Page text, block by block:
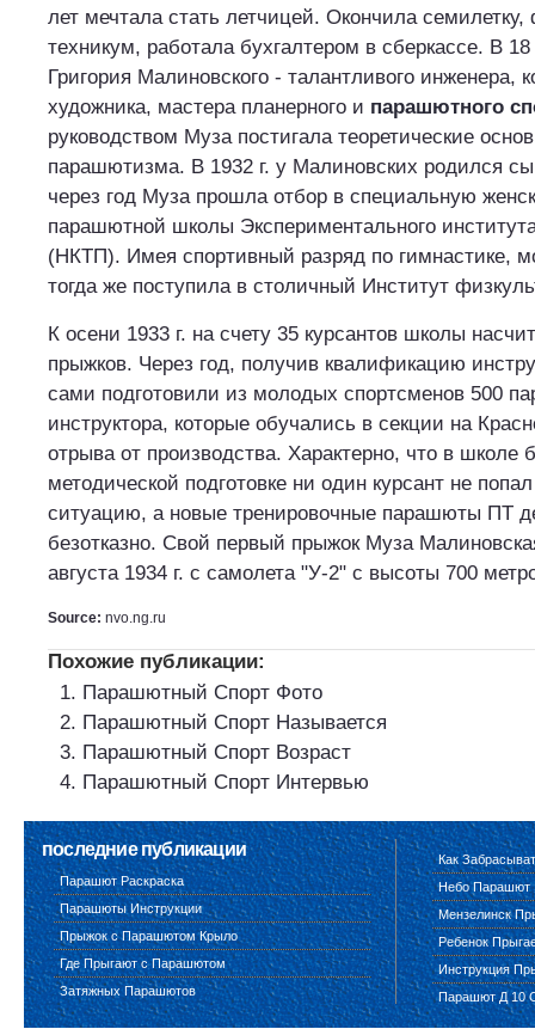
лет мечтала стать летчицей. Окончила
техникум, работала бухгалтером в сберкассе. В
Григория Малиновского - талантливого инженера,
художника, мастера планерного и парашютного
руководством Муза постигала теоретические
парашютизма. В 1932 г. у Малиновских родился
через год Муза прошла отбор в специальную
парашютной школы Экспериментального
(НКТП). Имея спортивный разряд по гимнастике,
тогда же поступила в столичный Институт
К осени 1933 г. на счету 35 курсантов школы
прыжков. Через год, получив квалификацию
сами подготовили из молодых спортсменов 500
инструктора, которые обучались в секции на
отрыва от производства. Характерно, что в школе
методической подготовке ни один курсант не
ситуацию, а новые тренировочные парашюты ПТ
безотказно. Свой первый прыжок Муза
августа 1934 г. с самолета "У-2" с высоты 700
Source: nvo.ng.ru
Похожие публикации:
Парашютный Спорт Фото
Парашютный Спорт Называется
Парашютный Спорт Возраст
Парашютный Спорт Интервью
последние публикации
Парашют Раскраска
Парашюты Инструкции
Прыжок с Парашютом Крыло
Где Прыгают с Парашютом
Затяжных Парашютов
Как
Небо Парашют
Мензелинск
Ребенок
Инструкция
Парашют Д 10